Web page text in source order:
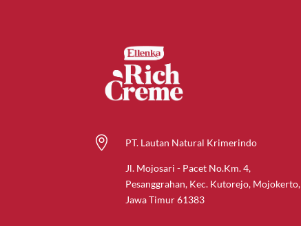
 PT. Lautan Natural Krimerindo
Jl. Mojosari - Pacet No.Km. 4,
Pesanggrahan, Kec. Kutorejo, Mojokerto,
Jawa Timur 61383